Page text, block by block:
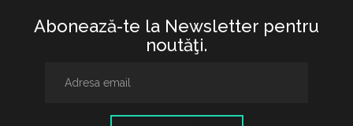
Abonează-te la Newsletter pentru
noutăţi.